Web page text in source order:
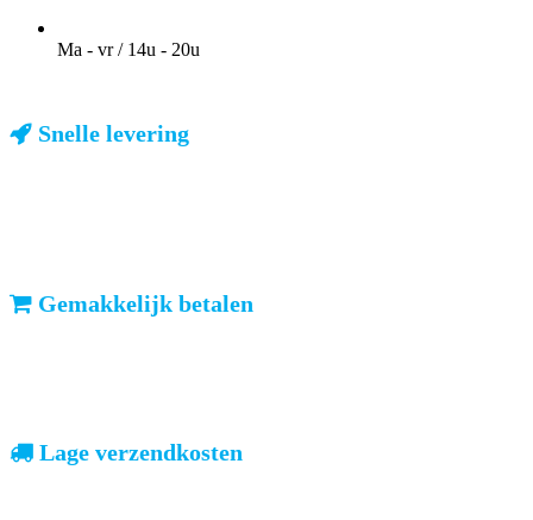
Ma - vr / 14u - 20u
Snelle levering
Gemakkelijk betalen
Lage verzendkosten